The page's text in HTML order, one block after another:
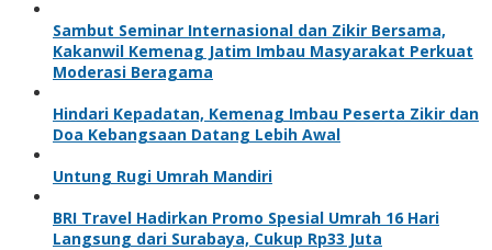
Sambut Seminar Internasional dan Zikir Bersama,
Kakanwil Kemenag Jatim Imbau Masyarakat Perkuat
Moderasi Beragama
Hindari Kepadatan, Kemenag Imbau Peserta Zikir dan
Doa Kebangsaan Datang Lebih Awal
Untung Rugi Umrah Mandiri
BRI Travel Hadirkan Promo Spesial Umrah 16 Hari
Langsung dari Surabaya, Cukup Rp33 Juta